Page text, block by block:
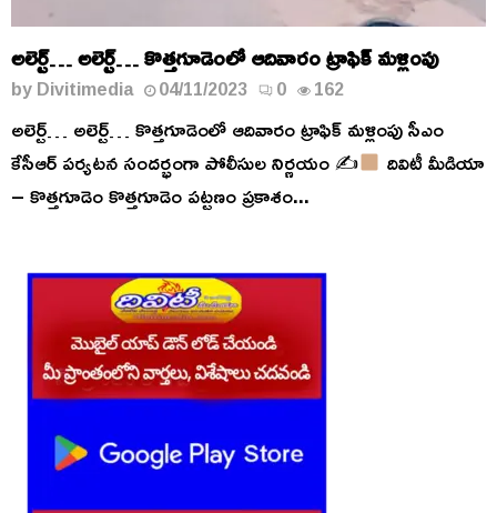
అలెర్ట్… అలెర్ట్… కొత్తగూడెంలో ఆదివారం ట్రాఫిక్ మళ్లింపు
byDivitimedia 04/11/2023 0 162
అలెర్ట్… అలెర్ట్… కొత్తగూడెంలో ఆదివారం ట్రాఫిక్ మళ్లింపు సీఎం
కేసీఆర్ పర్యటన సందర్భంగా పోలీసుల నిర్ణయం ✍
దివిటీ మీడియా
– కొత్తగూడెం కొత్తగూడెం పట్టణం ప్రకాశం...